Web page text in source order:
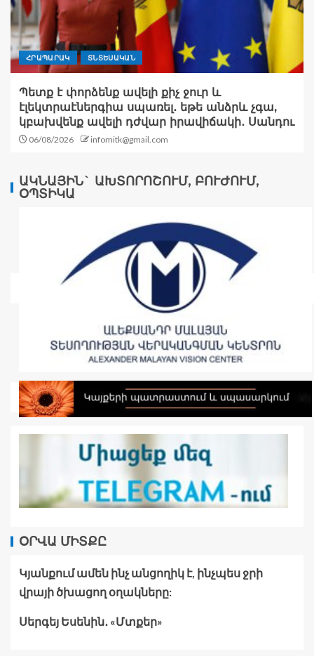
ՀՐԱՊԱՐԱԿ ՏՆՏԵՍԱԿԱՆ
Պետք է փորձենք ավելի քիչ ջուր և
էլեկտրաէներգիա սպառել․ եթե անձրև չգա,
կբախվենք ավելի դժվար իրավիճակի․ Սանդու
06/08/2026 infomitk@gmail.com
ԱԿՆԱՅԻՆ` ԱԽՏՈՐՈՇՈՒՄ, ԲՈՒԺՈՒՄ,
ՕՊՏԻԿԱ
ՕՐՎԱ ՄԻՏՔԸ
Կյանքում ամեն ինչ անցողիկ է, ինչպես ջրի
վրայի ծխացող օղակները:
Սերգեյ Եսենին․ «Մտքեր»